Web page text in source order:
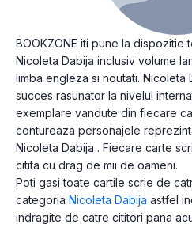
BOOKZONE iti pune la
Nicoleta Dabija inclusiv volume
limba engleza si noutati. Nicoleta
succes rasunator la nivelul
exemplare vandute din fiecare
contureaza personajele
Nicoleta Dabija . Fiecare carte
citita cu drag de mii de oameni.
Poti gasi toate cartile scrie de
categoria Nicoleta Dabija astfel
indragite de catre cititori pana